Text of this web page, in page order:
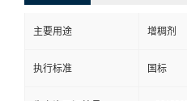
主要用途 增稠剂
执行标准 国标